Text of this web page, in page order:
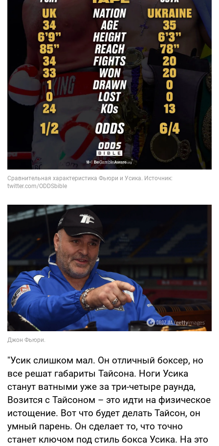
"Усик слишком мал. Он отличный боксер, но
все решат габариты Тайсона. Ноги Усика
станут ватными уже за три-четыре раунда,
Возится с Тайсоном – это идти на физическое
истощение. Вот что будет делать Тайсон, он
умный парень. Он сделает то, что точно
станет ключом под стиль бокса Усика. На это